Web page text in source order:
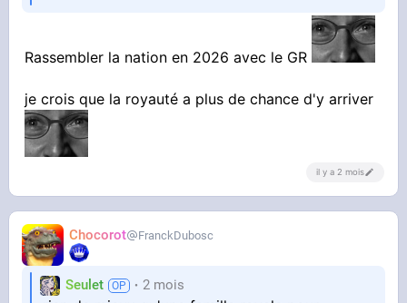
Rassembler la nation en 2026 avec le GR
je crois que la royauté a plus de chance d'y arriver
il y a 2 mois
Chocorot FranckDubosc
Seulet 2 mois